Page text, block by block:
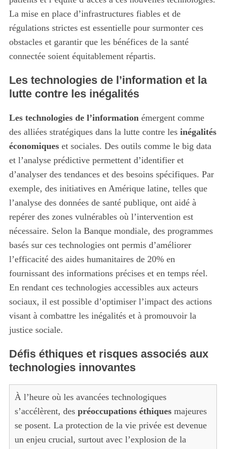
La mise en place d’infrastructures fiables et de
régulations strictes est essentielle pour surmonter ces
obstacles et garantir que les bénéfices de la santé
connectée soient équitablement répartis.
Les technologies de l’information et la
lutte contre les inégalités
Les technologies de l’information émergent comme
des alliées stratégiques dans la lutte contre les inégalités
économiqueset sociales. Des outils comme le big data
et l’analyse prédictive permettent d’identifier et
d’analyser des tendances et des besoins spécifiques. Par
exemple, des initiatives en Amérique latine, telles que
l’analyse des données de santé publique, ont aidé à
repérer des zones vulnérables où l’intervention est
nécessaire. Selon la Banque mondiale, des programmes
basés sur ces technologies ont permis d’améliorer
l’efficacité des aides humanitaires de 20% en
fournissant des informations précises et en temps réel.
En rendant ces technologies accessibles aux acteurs
sociaux, il est possible d’optimiser l’impact des actions
visant à combattre les inégalités et à promouvoir la
justice sociale.
Défis éthiques et risques associés aux
technologies innovantes
À l’heure où les avancées technologiques
s’accélèrent, des préoccupations éthiquesmajeures
se posent. La protection de la vie privée est devenue
un enjeu crucial, surtout avec l’explosion de la
e
a